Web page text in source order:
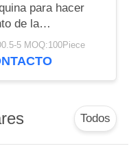
para hacer
de la
del
durabilidad de la
5 MOQ:100Piece
Todos